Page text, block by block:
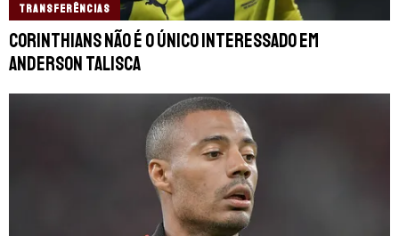
TRANSFERÊNCIAS
Corinthians não é o único interessado em
Anderson Talisca